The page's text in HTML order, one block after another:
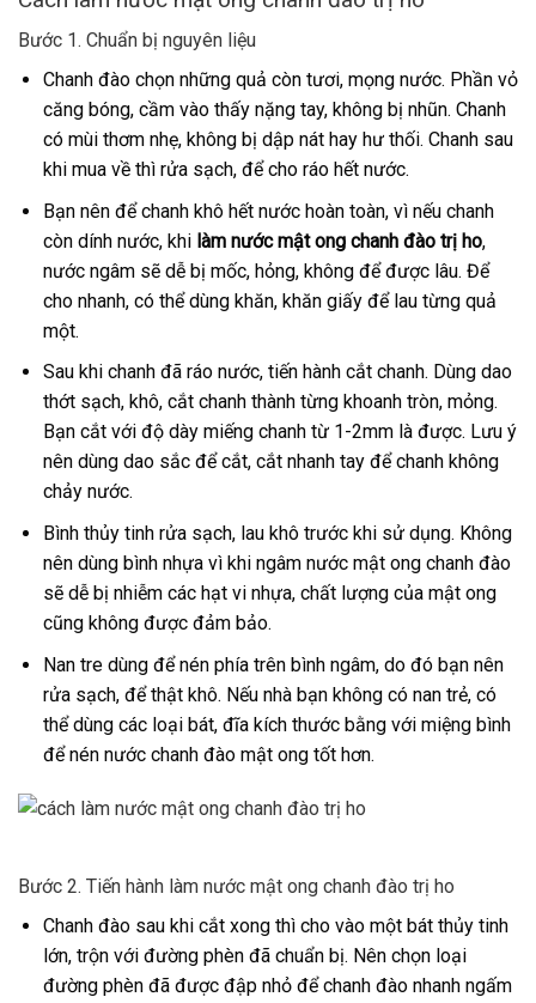
Bước 1. Chuẩn bị nguyên liệu
Chanh đào chọn những quả còn tươi, mọng nước. Phần vỏ
căng bóng, cầm vào thấy nặng tay, không bị nhũn. Chanh
có mùi thơm nhẹ, không bị dập nát hay hư thối. Chanh sau
khi mua về thì rửa sạch, để cho ráo hết nước.
Bạn nên để chanh khô hết nước hoàn toàn, vì nếu chanh
còn dính nước, khi làm nước mật ong chanh đào trị ho,
nước ngâm sẽ dễ bị mốc, hỏng, không để được lâu. Để
cho nhanh, có thể dùng khăn, khăn giấy để lau từng quả
một.
Sau khi chanh đã ráo nước, tiến hành cắt chanh. Dùng dao
thớt sạch, khô, cắt chanh thành từng khoanh tròn, mỏng.
Bạn cắt với độ dày miếng chanh từ 1-2mm là được. Lưu ý
nên dùng dao sắc để cắt, cắt nhanh tay để chanh không
chảy nước.
Bình thủy tinh rửa sạch, lau khô trước khi sử dụng. Không
nên dùng bình nhựa vì khi ngâm nước mật ong chanh đào
sẽ dễ bị nhiễm các hạt vi nhựa, chất lượng của mật ong
cũng không được đảm bảo.
Nan tre dùng để nén phía trên bình ngâm, do đó bạn nên
rửa sạch, để thật khô. Nếu nhà bạn không có nan trẻ, có
thể dùng các loại bát, đĩa kích thước bằng với miệng bình
để nén nước chanh đào mật ong tốt hơn.
Bước 2. Tiến hành làm nước mật ong chanh đào trị ho
Chanh đào sau khi cắt xong thì cho vào một bát thủy tinh
lớn, trộn với đường phèn đã chuẩn bị. Nên chọn loại
đường phèn đã được đập nhỏ để chanh đào nhanh ngấm